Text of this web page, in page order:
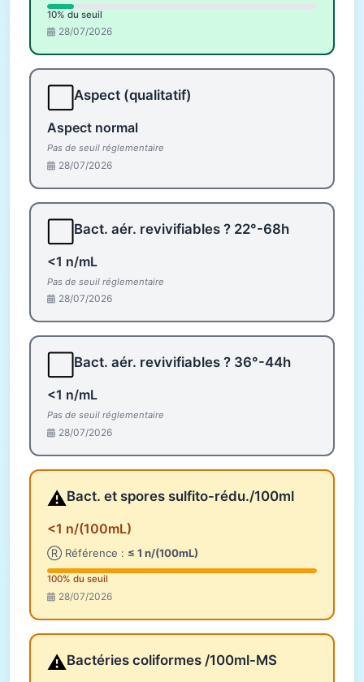
10% du seuil
28/07/2026
Aspect (qualitatif)
Aspect normal
Pas de seuil réglementaire
28/07/2026
Bact. aér. revivifiables ? 22°-68h
<1 n/mL
Pas de seuil réglementaire
28/07/2026
Bact. aér. revivifiables ? 36°-44h
<1 n/mL
Pas de seuil réglementaire
28/07/2026
⚠️Bact. et spores sulfito-rédu./100ml
<1 n/(100mL)
Ⓡ Référence : ≤ 1 n/(100mL)
100% du seuil
28/07/2026
⚠️Bactéries coliformes /100ml-MS